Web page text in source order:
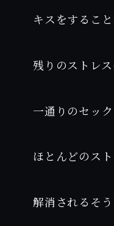
キスをすること
残りのストレス
一通りのセッ
ほとんどのス
解消されるそ